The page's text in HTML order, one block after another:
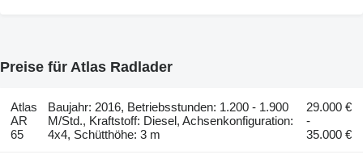
Preise für Atlas Radlader
Atlas
AR
65
Baujahr: 2016, Betriebsstunden: 1.200 - 1.900
M/Std., Kraftstoff: Diesel, Achsenkonfiguration:
4x4, Schütthöhe: 3 m
29.000 €
-
35.000 €